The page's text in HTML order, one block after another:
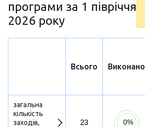
програми за 1 півріччя
2026 року
Всього Виконано
загальна
кількість
заходів,
23